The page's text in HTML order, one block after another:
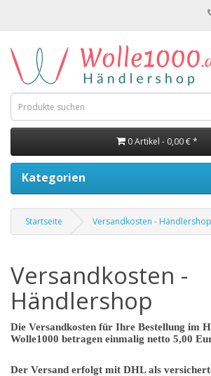
0 Artikel - 0,00 € *
Kategorien
Startseite Versandkosten - Händlershop
Versandkosten -
Händlershop
Die Versandkosten für Ihre Bestellung im
Wolle1000 betragen einmalig netto 5,00
Der Versand erfolgt mit DHL als